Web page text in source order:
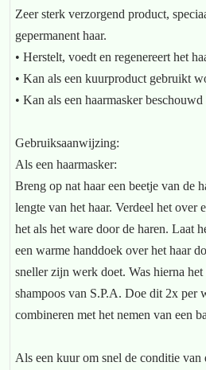
Zeer sterk verzorgend product,
gepermanent haar.
• Herstelt, voedt en regenereert het
• Kan als een kuurproduct gebruikt
• Kan als een haarmasker
Gebruiksaanwijzing:
Als een haarmasker:
Breng op nat haar een beetje van de
lengte van het haar. Verdeel het over
het als het ware door de haren. Laat
een warme handdoek over het haar
sneller zijn werk doet. Was hierna het
shampoos van S.P.A. Doe dit 2x per
combineren met het nemen van een
Als een kuur om snel de conditie van